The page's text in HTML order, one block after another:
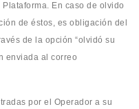
En caso de olvido
de éstos, es obligación del
de la opción “olvidó su
enviada al correo
por el Operador a su